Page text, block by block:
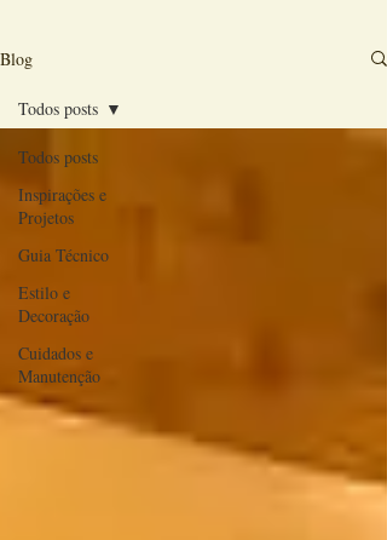
transforma qualquer ambiente em um espaço
Blog
Todos posts
Inspirações e
Projetos
Guia Técnico
Estilo e
Decoração
Cuidados e
Manutenção
Todos posts